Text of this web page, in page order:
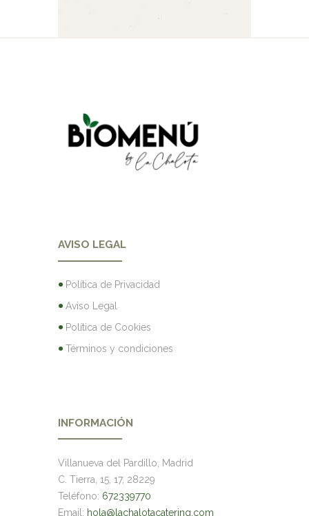
AVISO LEGAL
Política de Privacidad
Aviso Legal
Política de Cookies
Términos y condiciones
INFORMACIÓN
Villanueva del Pardillo, Madrid
C. Tierra, 15, 17, 28229
Teléfono: 672339770
Email: hola@lachalotacatering.com